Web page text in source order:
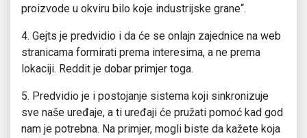
proizvode u okviru bilo koje industrijske grane“.
4. Gejts je predvidio i da će se onlajn zajednice na web
stranicama formirati prema interesima, a ne prema
lokaciji. Reddit je dobar primjer toga.
5. Predvidio je i postojanje sistema koji sinkronizuje
sve naše uređaje, a ti uređaji će pružati pomoć kad god
nam je potrebna. Na primjer, mogli biste da kažete koja